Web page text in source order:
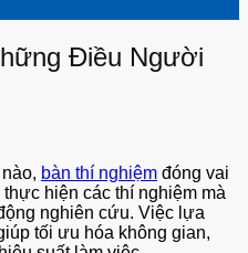
Điều Người
bàn thí nghiệm đóng vai
hiện các thí nghiệm mà
nghiên cứu. Việc lựa
tối ưu hóa không gian,